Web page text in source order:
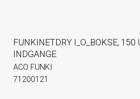
FUNKINETDRY I_O_BOKSE, 150
INDGANGE
ACO FUNKI
71200121